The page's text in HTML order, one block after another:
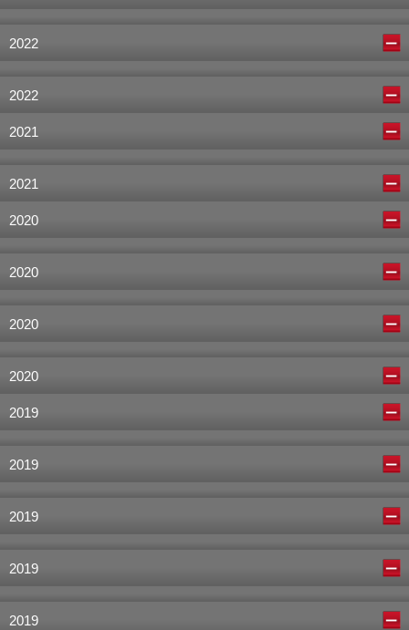
2022
2022
2021
2021
2020
2020
2020
2020
2019
2019
2019
2019
2019